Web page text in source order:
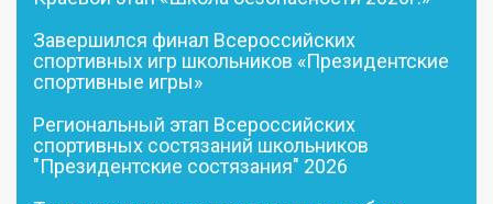
Завершился финал Всероссийских
спортивных игр школьников «Президентские
спортивные игры»
Региональный этап Всероссийских
спортивных состязаний школьников
"Президентские состязания" 2026